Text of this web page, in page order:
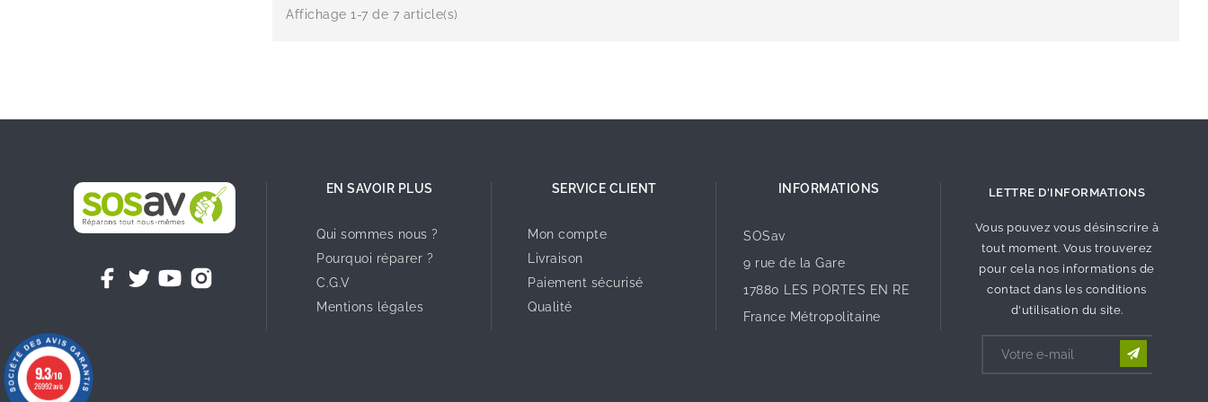
Affichage 1-7 de 7 article(s)
EN SAVOIR PLUS
Qui sommes nous ?
Pourquoi réparer ?
C.G.V
Mentions légales
SERVICE CLIENT
Mon compte
Livraison
Paiement sécurisé
Qualité
INFORMATIONS
SOSav
9 rue de la Gare
17880 LES PORTES EN RE
France Métropolitaine
LETTRE D'INFORMATIONS
Vous pouvez vous désinscrire à
tout moment. Vous trouverez
pour cela nos informations de
contact dans les conditions
d'utilisation du site.
9.3/10
26992 avis